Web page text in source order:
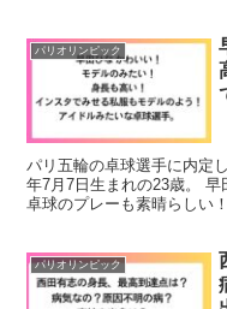
パリオリンピック
パリ五輪の卓球選手に内定
年7月7日生まれの23歳。 早
卓球のプレーも素晴らしい
パリオリンピック